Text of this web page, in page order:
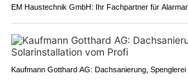
EM Haustechnik GmbH: Ihr Fachpartner für
Kaufmann Gotthard AG: Dachsanierung,